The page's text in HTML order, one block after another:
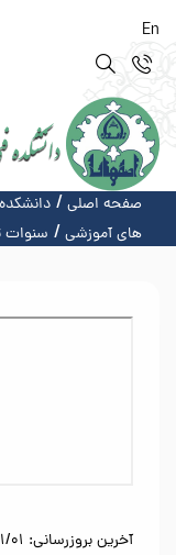
En
صفحه اصلی
های آموزشی
سنوات
آخرین بروزرسانی: 1403/11/01 - 07:38:10